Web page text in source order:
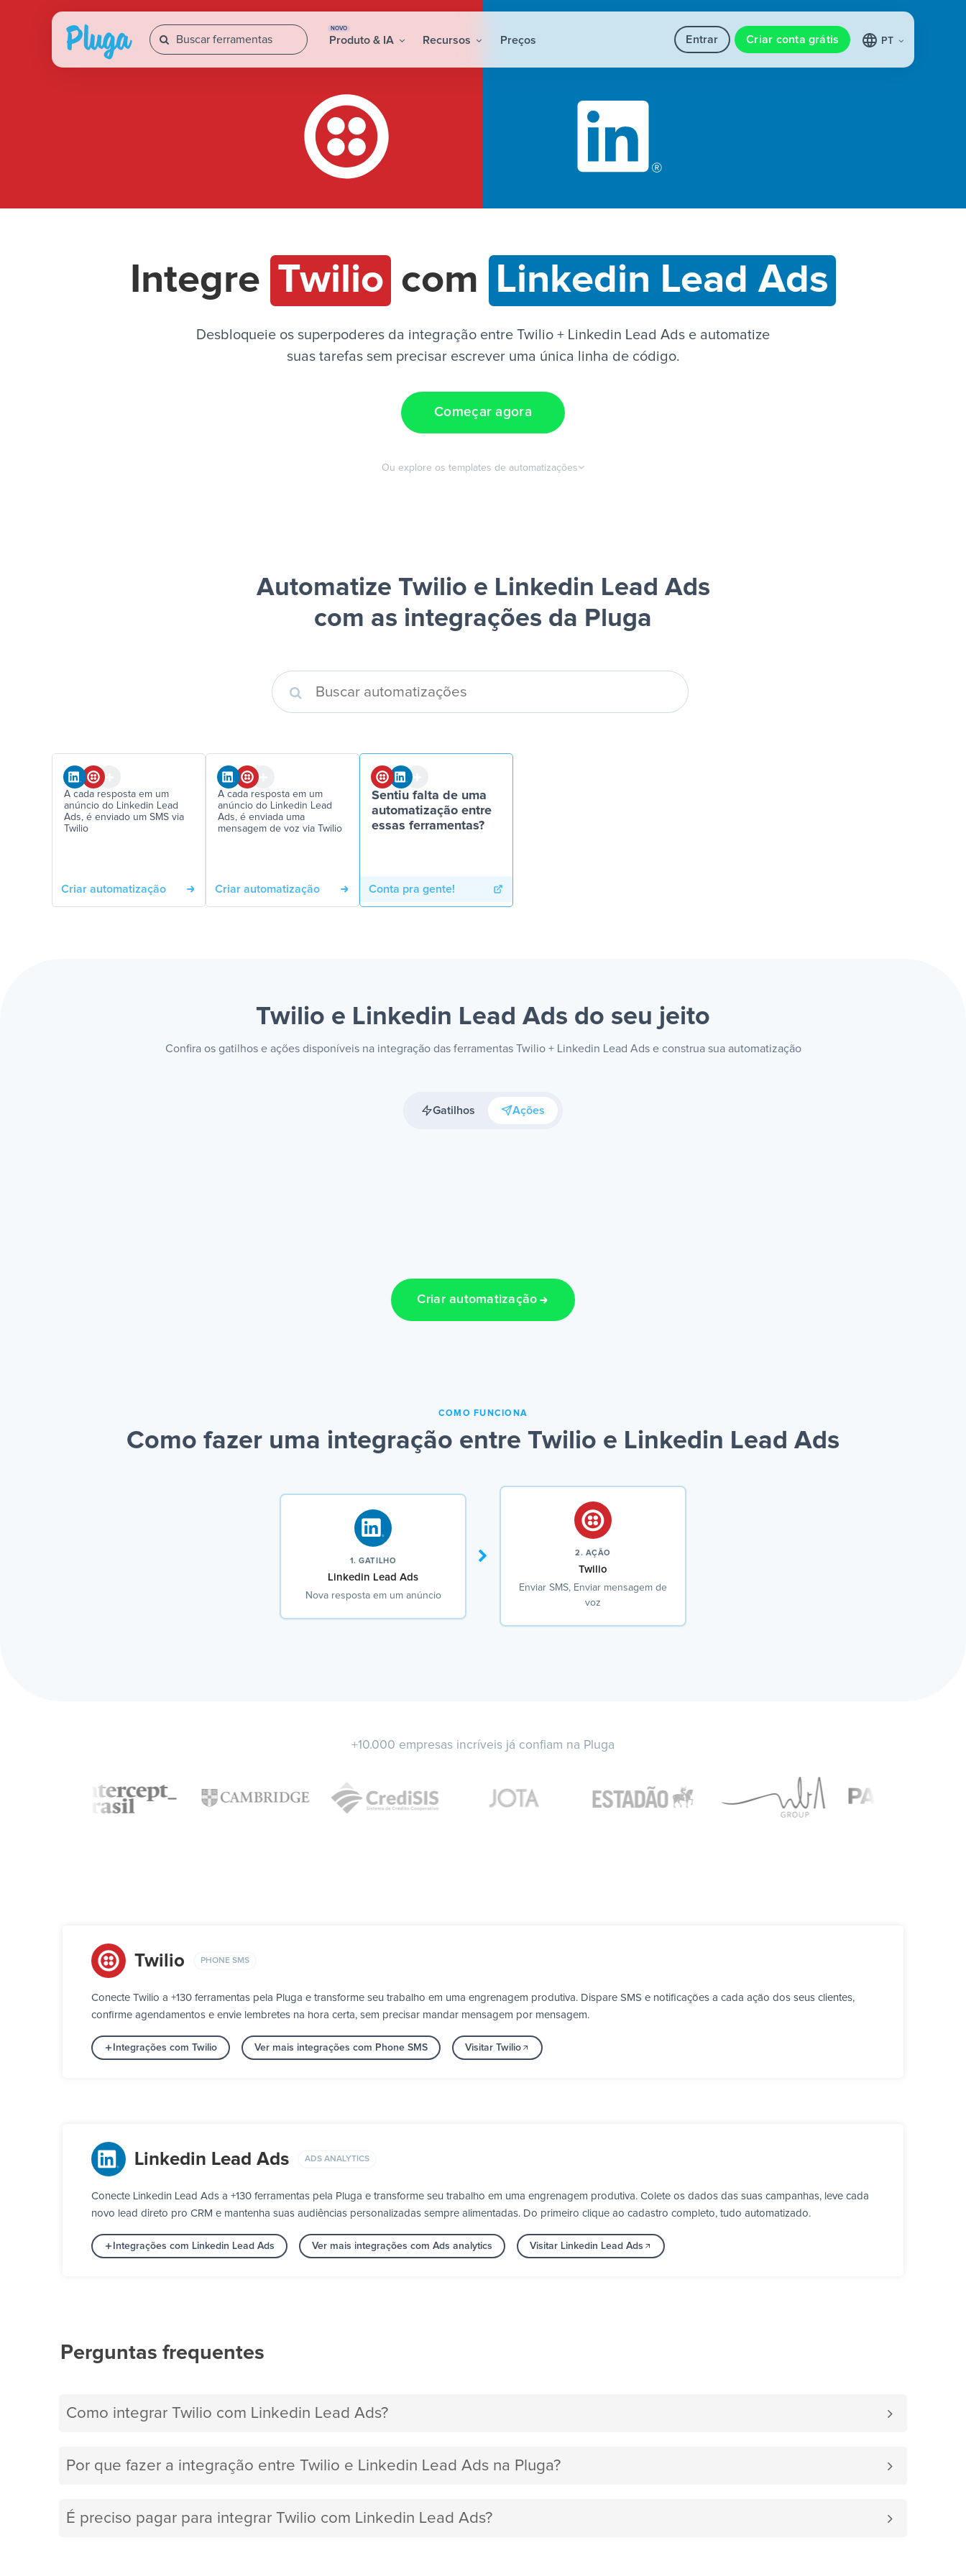
NOVO
Produto & IA Recursos Preços Entrar Criar conta grátis PT
Integre Twilio com Linkedin Lead Ads
Desbloqueie os superpoderes da integração entre Twilio + Linkedin Lead Ads e automatize
suas tarefas sem precisar escrever uma única linha de código.
Começar agora
Ou explore os templates de automatizações
Automatize Twilio e Linkedin Lead Ads
com as integrações da Pluga
A cada resposta em um
anúncio do Linkedin Lead
Ads, é enviado um SMS via
Twilio
Criar automatização
A cada resposta em um
anúncio do Linkedin Lead
Ads, é enviada uma
mensagem de voz via Twilio
Criar automatização
Sentiu falta de uma
automatização entre
essas ferramentas?
Conta pra gente!
Twilio e Linkedin Lead Ads do seu jeito
Confira os gatilhos e ações disponíveis na integração das ferramentas Twilio + Linkedin Lead Ads e construa sua automatização
Gatilhos Ações
Criar automatização
COMO FUNCIONA
Como fazer uma integração entre Twilio e Linkedin Lead Ads
1. GATILHO
Linkedin Lead Ads
Nova resposta em um anúncio
2. AÇÃO
Twilio
Enviar SMS, Enviar mensagem de
voz
+10.000 empresas incríveis já confiam na Pluga
Twilio PHONE SMS
Conecte Twilio a +130 ferramentas pela Pluga e transforme seu trabalho em uma engrenagem produtiva. Dispare SMS e notificações a cada ação dos seus clientes,
confirme agendamentos e envie lembretes na hora certa, sem precisar mandar mensagem por mensagem.
Integrações com Twilio Ver mais integrações com Phone SMS Visitar Twilio
Linkedin Lead Ads ADS ANALYTICS
Conecte Linkedin Lead Ads a +130 ferramentas pela Pluga e transforme seu trabalho em uma engrenagem produtiva. Colete os dados das suas campanhas, leve cada
novo lead direto pro CRM e mantenha suas audiências personalizadas sempre alimentadas. Do primeiro clique ao cadastro completo, tudo automatizado.
Integrações com Linkedin Lead Ads Ver mais integrações com Ads analytics Visitar Linkedin Lead Ads
Perguntas frequentes
Como integrar Twilio com Linkedin Lead Ads?
Por que fazer a integração entre Twilio e Linkedin Lead Ads na Pluga?
É preciso pagar para integrar Twilio com Linkedin Lead Ads?